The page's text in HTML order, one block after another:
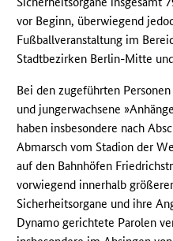
vor Beginn, überwiegend
Fußballveranstaltung im
Stadtbezirken Berlin-Mitte
Bei den zugeführten
und jungerwachsene
haben insbesondere nach
Abmarsch vom Stadion der
auf den Bahnhöfen
vorwiegend innerhalb
Sicherheitsorgane und ihre
Dynamo gerichtete Parolen